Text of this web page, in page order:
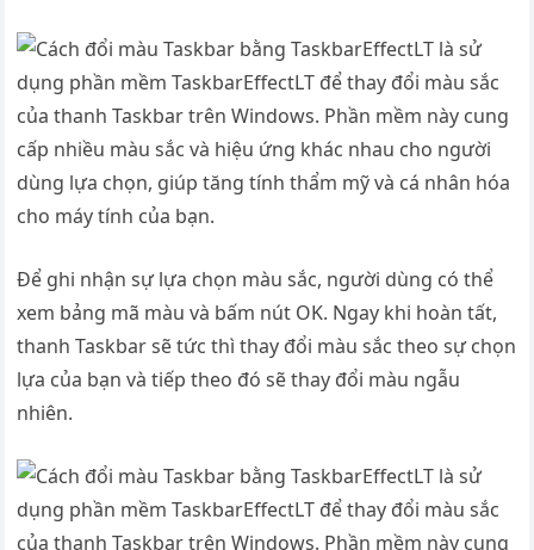
Để ghi nhận sự lựa chọn màu sắc, người dùng có thể
xem bảng mã màu và bấm nút OK. Ngay khi hoàn tất,
thanh Taskbar sẽ tức thì thay đổi màu sắc theo sự chọn
lựa của bạn và tiếp theo đó sẽ thay đổi màu ngẫu
nhiên.